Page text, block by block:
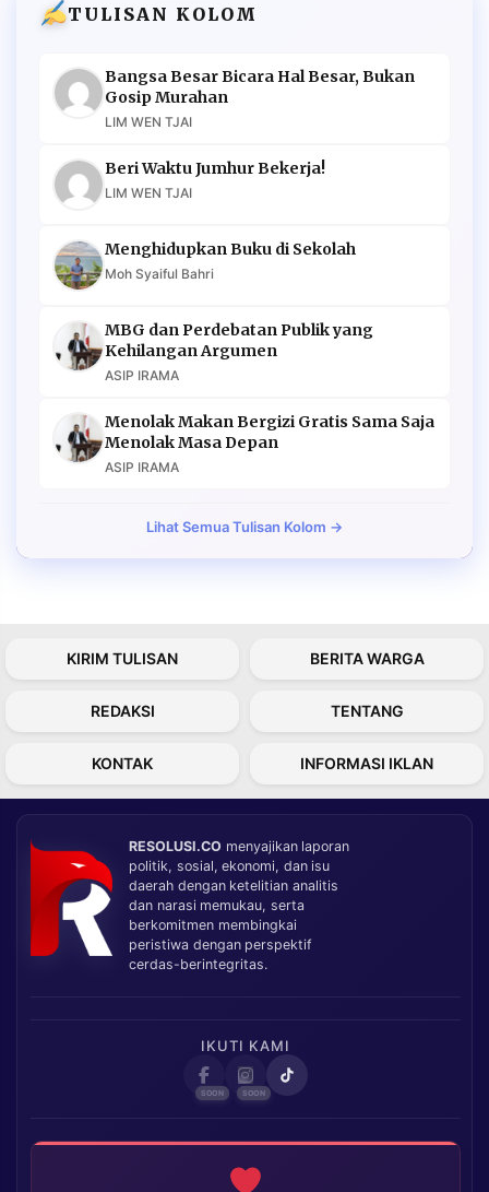
TULISAN KOLOM
Bangsa Besar Bicara Hal Besar, Bukan
Gosip Murahan
LIM WEN TJAI
Beri Waktu Jumhur Bekerja!
LIM WEN TJAI
Menghidupkan Buku di Sekolah
Moh Syaiful Bahri
MBG dan Perdebatan Publik yang
Kehilangan Argumen
ASIP IRAMA
Menolak Makan Bergizi Gratis Sama Saja
Menolak Masa Depan
ASIP IRAMA
Lihat Semua Tulisan Kolom →
KIRIM TULISAN BERITA WARGA
REDAKSI TENTANG
KONTAK INFORMASI IKLAN
RESOLUSI.CO menyajikan laporan
politik, sosial, ekonomi, dan isu
daerah dengan ketelitian analitis
dan narasi memukau, serta
berkomitmen membingkai
peristiwa dengan perspektif
cerdas-berintegritas.
IKUTI KAMI